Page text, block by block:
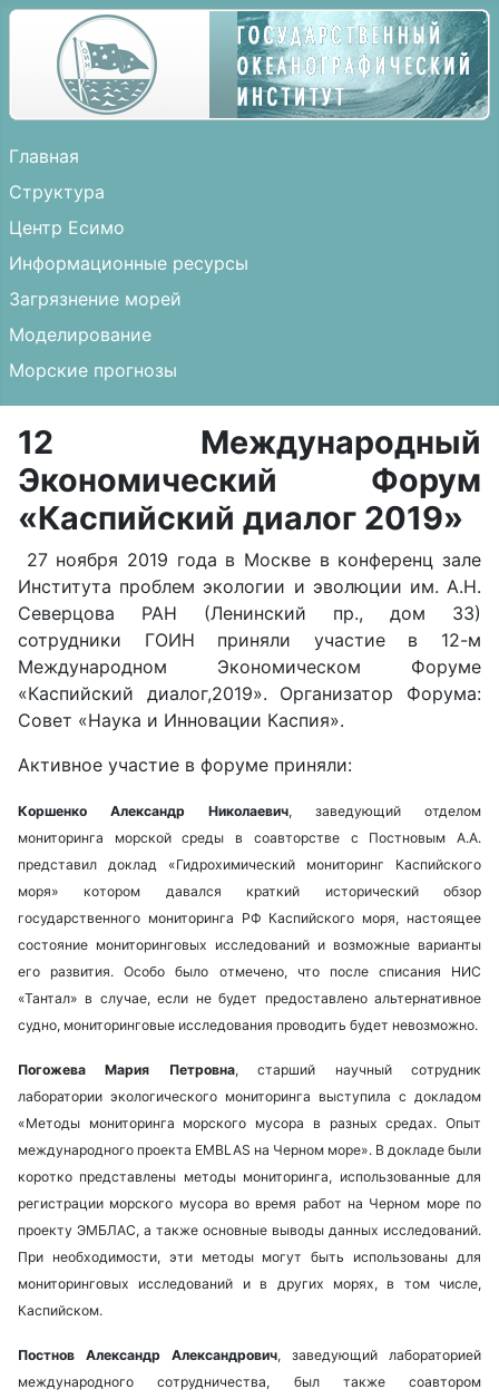
Главная
Структура
Центр Есимо
Информационные ресурсы
Загрязнение морей
Моделирование
Морские прогнозы
12 Международный
Экономический Форум
«Каспийский диалог 2019»
27 ноября 2019 года в Москве в конференц зале
Института проблем экологии и эволюции им. А.Н.
Северцова РАН (Ленинский пр., дом 33)
сотрудники ГОИН приняли участие в 12-м
Международном Экономическом Форуме
«Каспийский диалог,2019». Организатор Форума:
Совет «Наука и Инновации Каспия».
Активное участие в форуме приняли:
Коршенко Александр Николаевич, заведующий отделом
мониторинга морской среды в соавторстве с Постновым А.А.
представил доклад «Гидрохимический мониторинг Каспийского
моря» котором давался краткий исторический обзор
государственного мониторинга РФ Каспийского моря, настоящее
состояние мониторинговых исследований и возможные варианты
его развития. Особо было отмечено, что после списания НИС
«Тантал» в случае, если не будет предоставлено альтернативное
судно, мониторинговые исследования проводить будет невозможно.
Погожева Мария Петровна, старший научный сотрудник
лаборатории экологического мониторинга выступила с докладом
«Методы мониторинга морского мусора в разных средах. Опыт
международного проекта EMBLAS на Черном море». В докладе были
коротко представлены методы мониторинга, использованные для
регистрации морского мусора во время работ на Черном море по
проекту ЭМБЛАС, а также основные выводы данных исследований.
При необходимости, эти методы могут быть использованы для
мониторинговых исследований и в других морях, в том числе,
Каспийском.
Постнов Александр Александрович, заведующий лабораторией
международного сотрудничества, был также соавтором